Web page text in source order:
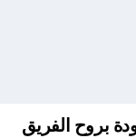
بروح الفريق